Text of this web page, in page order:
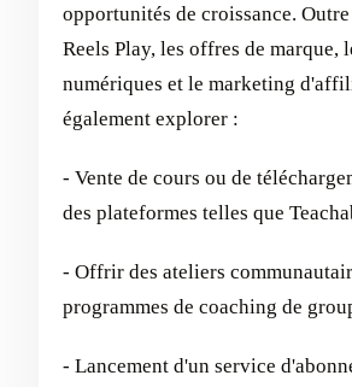
opportunités de croissance.
Reels Play, les offres de marque,
numériques et le marketing
également explorer :
- Vente de cours ou de
des plateformes telles que
- Offrir des ateliers
programmes de coaching de
- Lancement d'un service